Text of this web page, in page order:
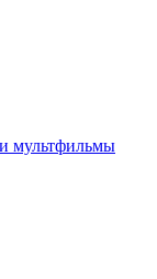
мультфильмы